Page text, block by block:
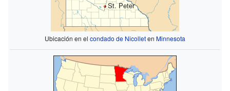
St. Peter
Ubicación en el condado de Nicolleten Minnesota